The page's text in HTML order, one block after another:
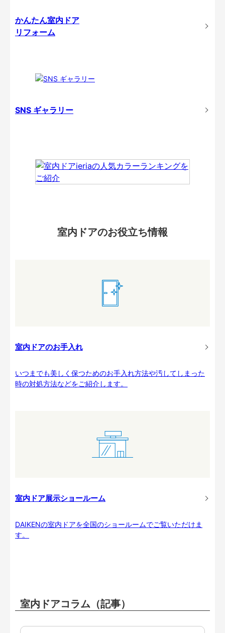
かんたん室内ドア
リフォーム
SNS ギャラリー
室内ドアのお役立ち情報
室内ドアのお手入れ
いつまでも美しく保つためのお手入れ方法や汚してしまった
時の対処方法などをご紹介します。
室内ドア展示ショールーム
DAIKENの室内ドアを全国のショールームでご覧いただけま
す。
室内ドアコラム（記事）